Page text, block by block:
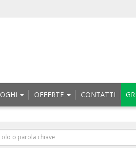
OFFERTE CONTATTI